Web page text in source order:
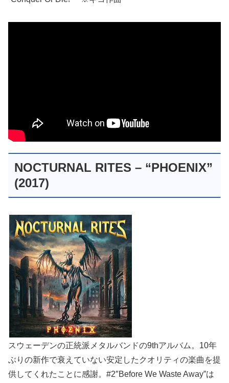
NOCTURNAL RITES – “PHOENIX”
(2017)
スウェーデンの正統派メタルバンドの9thアルバム。10年
ぶりの新作で衰えていない安定したクオリティの楽曲を提
供してくれたことに感謝。#2″Before We Waste Away”は